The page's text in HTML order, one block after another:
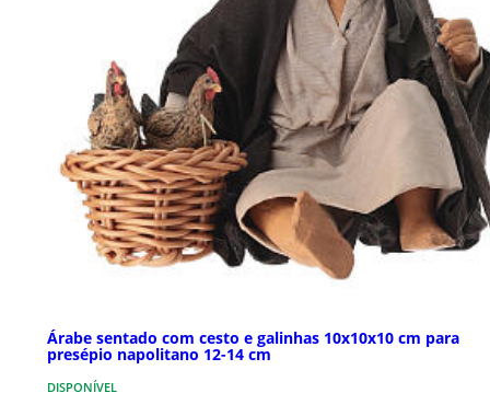
Árabe sentado com cesto e galinhas 10x10x10 cm para
presépio napolitano 12-14 cm
DISPONÍVEL